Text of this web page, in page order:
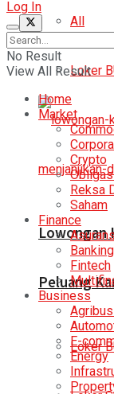
All
Loker
Lowongan
Peluang
Loker
Log In
No Result
View All Result
Home
Market
Crypto
Reksa
Saham
Finance
Banking
Fintech
Business
E-
Energy